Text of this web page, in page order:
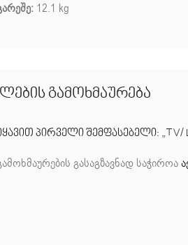
12.1 kg
გამოხმაურება
პირველი შემფასებელი: „TV/
გასაგზავნად საჭიროა